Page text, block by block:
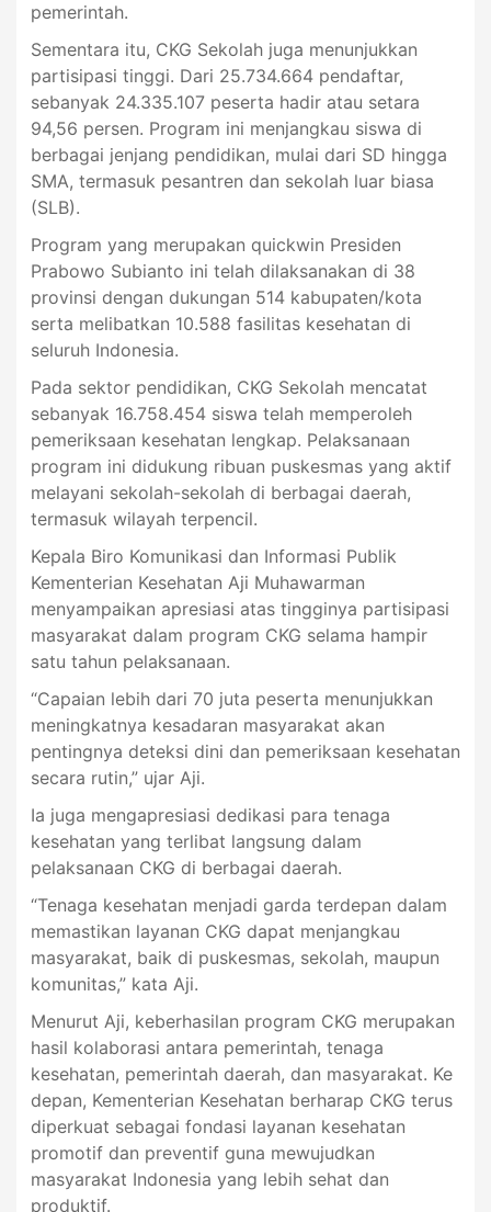
pemerintah.
Sementara itu, CKG Sekolah juga menunjukkan
partisipasi tinggi. Dari 25.734.664 pendaftar,
sebanyak 24.335.107 peserta hadir atau setara
94,56 persen. Program ini menjangkau siswa di
berbagai jenjang pendidikan, mulai dari SD hingga
SMA, termasuk pesantren dan sekolah luar biasa
(SLB).
Program yang merupakan quickwin Presiden
Prabowo Subianto ini telah dilaksanakan di 38
provinsi dengan dukungan 514 kabupaten/kota
serta melibatkan 10.588 fasilitas kesehatan di
seluruh Indonesia.
Pada sektor pendidikan, CKG Sekolah mencatat
sebanyak 16.758.454 siswa telah memperoleh
pemeriksaan kesehatan lengkap. Pelaksanaan
program ini didukung ribuan puskesmas yang aktif
melayani sekolah-sekolah di berbagai daerah,
termasuk wilayah terpencil.
Kepala Biro Komunikasi dan Informasi Publik
Kementerian Kesehatan Aji Muhawarman
menyampaikan apresiasi atas tingginya partisipasi
masyarakat dalam program CKG selama hampir
satu tahun pelaksanaan.
“Capaian lebih dari 70 juta peserta menunjukkan
meningkatnya kesadaran masyarakat akan
pentingnya deteksi dini dan pemeriksaan kesehatan
secara rutin,” ujar Aji.
Ia juga mengapresiasi dedikasi para tenaga
kesehatan yang terlibat langsung dalam
pelaksanaan CKG di berbagai daerah.
“Tenaga kesehatan menjadi garda terdepan dalam
memastikan layanan CKG dapat menjangkau
masyarakat, baik di puskesmas, sekolah, maupun
komunitas,” kata Aji.
Menurut Aji, keberhasilan program CKG merupakan
hasil kolaborasi antara pemerintah, tenaga
kesehatan, pemerintah daerah, dan masyarakat. Ke
depan, Kementerian Kesehatan berharap CKG terus
diperkuat sebagai fondasi layanan kesehatan
promotif dan preventif guna mewujudkan
masyarakat Indonesia yang lebih sehat dan
produktif.